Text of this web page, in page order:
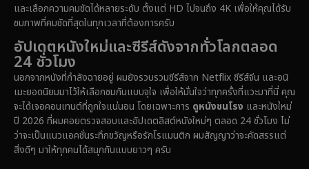
Epic มหากาพย์ (228)
Family ครอบครัว
Fantasy จินตนาการ (336)
Fiction (14)
และเลือกความคมชัดได้หลายระดับ ตั้งแต่ HD ไปจนถึง 4K เพื่อให้คุณได้รับ
ชมภาพที่คมชัดที่สุดในทุกเวลาที่ต้องการครับ
อัปเดตหนังใหม่และซีรีส์ดังจากทั่วโลกตลอด
24 ชั่วโมง
นอกจากหนังที่กำลังฉายอยู่ ผมยังรวบรวมซีรีส์จาก Netflix ซีรีส์จีน และอนิ
เมะยอดนิยมมาไว้ให้เลือกชมกันแบบจุใจ เพื่อให้มั่นใจว่าทุกครั้งที่แวะมาที่นี่ คุณ
จะได้เจอคอนเทนต์ที่ถูกใจแน่นอน โดยเฉพาะการ ดูหนังชนโรง และหนังใหม่
ปี 2026 ที่ผมคอยตรวจสอบและอัปเดตลิสต์หนังใหม่ๆ ตลอด 24 ชั่วโมง ไม่
ว่าจะเป็นแนวแอคชั่นระทึกขวัญหรือรักโรแมนติก ผมสัญญาว่าจะคัดสรรแต่
สิ่งดีๆ มาให้ทุกคนได้สนุกกันแบบยาวๆ ครับ